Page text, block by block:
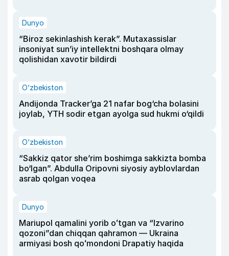
Dunyo
“Biroz sekinlashish kerak”. Mutaxassislar
insoniyat sun’iy intellektni boshqara olmay
qolishidan xavotir bildirdi
O‘zbekiston
Andijonda Tracker’ga 21 nafar bog‘cha bolasini
joylab, YTH sodir etgan ayolga sud hukmi o‘qildi
O‘zbekiston
“Sakkiz qator she’rim boshimga sakkizta bomba
bo‘lgan”. Abdulla Oripovni siyosiy ayblovlardan
asrab qolgan voqea
Dunyo
Mariupol qamalini yorib oʻtgan va “Izvarino
qozoni”dan chiqqan qahramon — Ukraina
armiyasi bosh qoʻmondoni Drapatiy haqida